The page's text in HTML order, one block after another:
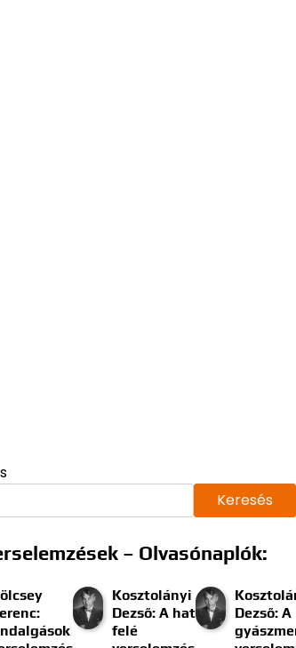
Keresés
– Olvasónaplók:
Kosztolányi
Dezső: A határ
felé
Dezső: A